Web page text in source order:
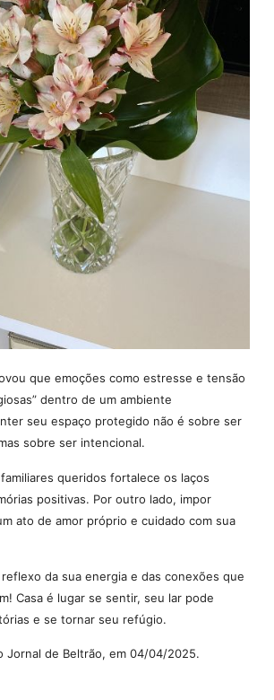
que emoções como estresse e tensão
dentro de um ambiente
seu espaço protegido não é sobre ser
sobre ser intencional.
queridos fortalece os laços
positivas. Por outro lado, impor
ato de amor próprio e cuidado com sua
da sua energia e das conexões que
Casa é lugar se sentir, seu lar pode
e se tornar seu refúgio.
Jornal de Beltrão, em 04/04/2025.